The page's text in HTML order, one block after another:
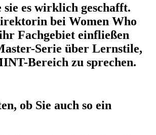
es wirklich geschafft.
bei Women Who
Fachgebiet einfließen
Serie über Lernstile,
Bereich zu sprechen.
ob Sie auch so ein